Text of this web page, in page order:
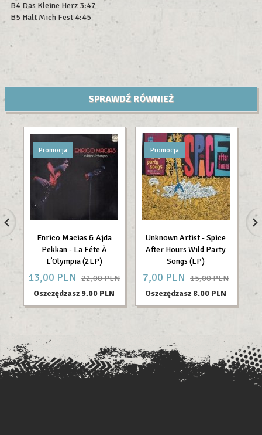
B4 Das Kleine Herz 3:47
B5 Halt Mich Fest 4:45
SPRAWDŹ RÓWNIEŻ
Promocja
Enrico Macias & Ajda
Pekkan - La Féte À
L’Olympia (2LP)
13,00 PLN 22,00 PLN
Oszczędzasz 9.00 PLN
Promocja
Unknown Artist - Spice
After Hours Wild Party
Songs (LP)
7,00 PLN 15,00 PLN
Oszczędzasz 8.00 PLN